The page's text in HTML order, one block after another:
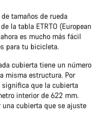
tamaños de rueda
la tabla ETRTO (European
es mucho más fácil
para tu bicicleta.
cubierta tiene un número
misma estructura. Por
significa que la cubierta
interior de 622 mm.
cubierta que se ajuste